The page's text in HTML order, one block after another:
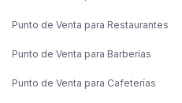
Punto de Venta para Restaurantes
Punto de Venta para Barberías
Punto de Venta para Cafeterías